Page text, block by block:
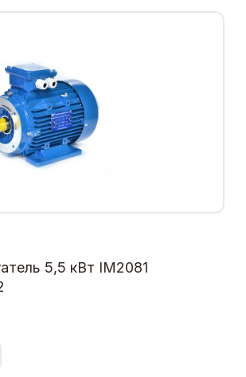
5,5 кВт IM2081